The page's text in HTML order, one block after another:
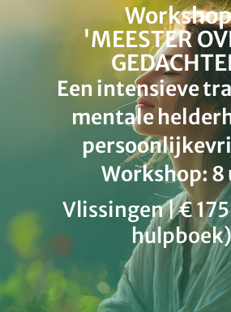
'MEESTER
Een intensieve
mentale
Workshop: 8
Vlissingen | €
hulpboek)